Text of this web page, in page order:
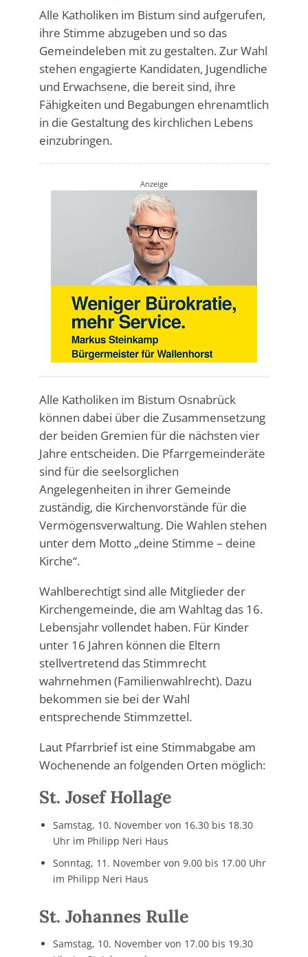
Alle Katholiken im Bistum sind aufgerufen,
ihre Stimme abzugeben und so das
Gemeindeleben mit zu gestalten. Zur Wahl
stehen engagierte Kandidaten, Jugendliche
und Erwachsene, die bereit sind, ihre
Fähigkeiten und Begabungen ehrenamtlich
in die Gestaltung des kirchlichen Lebens
einzubringen.
Anzeige
Alle Katholiken im Bistum Osnabrück
können dabei über die Zusammensetzung
der beiden Gremien für die nächsten vier
Jahre entscheiden. Die Pfarrgemeinderäte
sind für die seelsorglichen
Angelegenheiten in ihrer Gemeinde
zuständig, die Kirchenvorstände für die
Vermögensverwaltung. Die Wahlen stehen
unter dem Motto „deine Stimme – deine
Kirche“.
Wahlberechtigt sind alle Mitglieder der
Kirchengemeinde, die am Wahltag das 16.
Lebensjahr vollendet haben. Für Kinder
unter 16 Jahren können die Eltern
stellvertretend das Stimmrecht
wahrnehmen (Familienwahlrecht). Dazu
bekommen sie bei der Wahl
entsprechende Stimmzettel.
Laut Pfarrbrief ist eine Stimmabgabe am
Wochenende an folgenden Orten möglich:
St. Josef Hollage
Samstag, 10. November von 16.30 bis 18.30
Uhr im Philipp Neri Haus
Sonntag, 11. November von 9.00 bis 17.00 Uhr
im Philipp Neri Haus
St. Johannes Rulle
Samstag, 10. November von 17.00 bis 19.30